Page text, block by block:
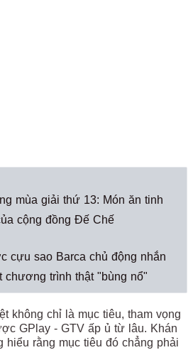
mùa giải thứ 13: Món ăn tinh
cộng đồng Đế Chế
cựu sao Barca chủ động nhắn
chương trình thật "bùng nổ"
không chỉ là mục tiêu, tham vọng
GPlay - GTV ấp ủ từ lâu. Khán
hiểu rằng mục tiêu đó chẳng phải